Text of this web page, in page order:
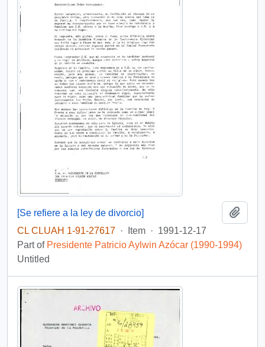
[Se refiere a la ley de divorcio]
CL CLUAH 1-91-27617 · Item · 1991-12-17
Part of Presidente Patricio Aylwin Azócar (1990-1994)
Untitled